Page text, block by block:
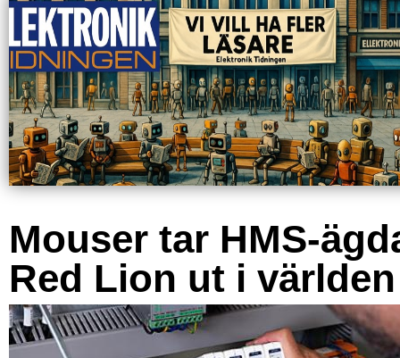
Mouser tar HMS-
Red Lion ut i världen